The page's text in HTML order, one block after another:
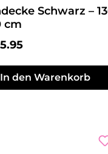
Schwarz –
cm
Preis:
In den Warenkorb